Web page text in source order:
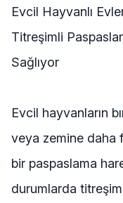
Evcil Hayvanlı
Titreşimli
Sağlıyor
Evcil hayvanların
veya zemine daha
bir paspaslama
durumlarda